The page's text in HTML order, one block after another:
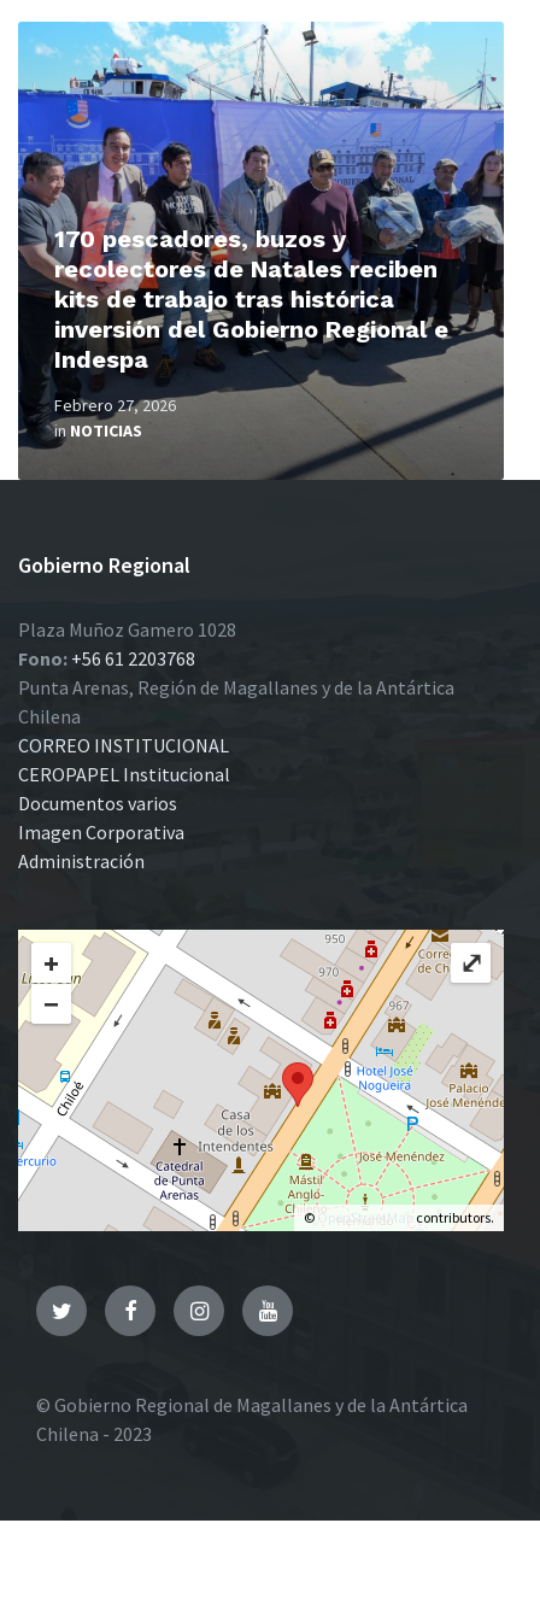
170 pescadores, buzos y
recolectores de Natales reciben
kits de trabajo tras histórica
inversión del Gobierno Regional e
Indespa
Febrero 27, 2026
in NOTICIAS
Read
More
Gobierno Regional
Plaza Muñoz Gamero 1028
Fono: +56 61 2203768
Punta Arenas, Región de Magallanes y de la Antártica
Chilena
CORREO INSTITUCIONAL
CEROPAPEL Institucional
Documentos varios
Imagen Corporativa
Administración
+
−
© OpenStreetMap contributors.
⤢
TwitterFacebookInstagramYouTube
© Gobierno Regional de Magallanes y de la Antártica
Chilena - 2023